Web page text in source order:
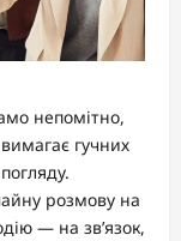
непомітно,
гучних
розмову на
— на зв’язок,